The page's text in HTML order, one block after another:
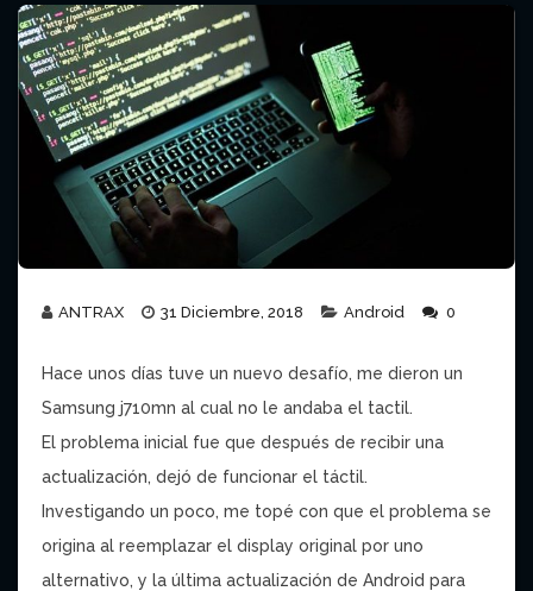
ANTRAX 31 Diciembre, 2018 Android 0
Hace unos días tuve un nuevo desafío, me dieron un
Samsung j710mn al cual no le andaba el tactil.
El problema inicial fue que después de recibir una
actualización, dejó de funcionar el táctil.
Investigando un poco, me topé con que el problema se
origina al reemplazar el display original por uno
alternativo, y la última actualización de Android para